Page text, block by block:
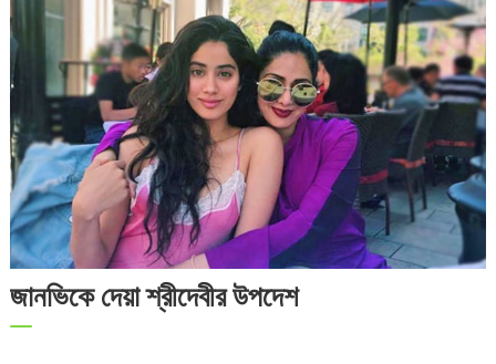
জানভিকে দেয়া শ্রীদেবীর উপদেশ